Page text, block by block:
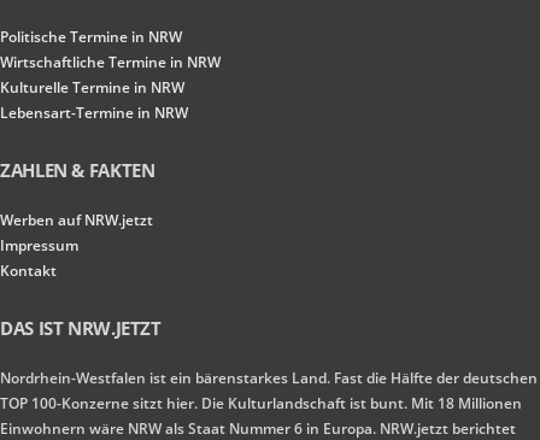
Politische Termine in NRW
Wirtschaftliche Termine in NRW
Kulturelle Termine in NRW
Lebensart-Termine in NRW
ZAHLEN & FAKTEN
Werben auf NRW.jetzt
Impressum
Kontakt
DAS IST NRW.JETZT
Nordrhein-Westfalen ist ein bärenstarkes Land. Fast die Hälfte der deutschen
TOP 100-Konzerne sitzt hier. Die Kulturlandschaft ist bunt. Mit 18 Millionen
Einwohnern wäre NRW als Staat Nummer 6 in Europa. NRW.jetzt berichtet